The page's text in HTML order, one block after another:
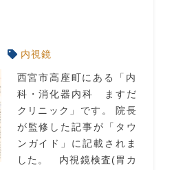
内視鏡
西宮市高座町にある「内
科・消化器内科 ますだ
クリニック」です。 院長
が監修した記事が「タウ
ンガイド」に記載されま
した。 内視鏡検査(胃カ